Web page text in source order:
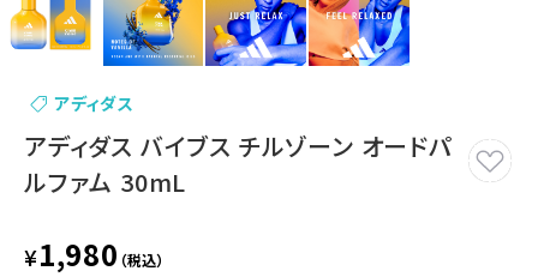
アディダス
アディダス バイブス チルゾーン オードパ
ルファム 30mL
¥1,980 （税込）